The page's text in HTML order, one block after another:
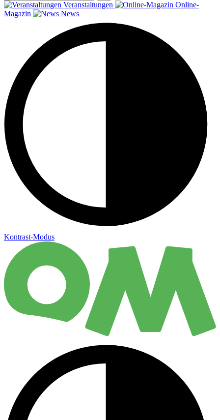
Veranstaltungen
Online-
Magazin
News
Kontrast-Modus